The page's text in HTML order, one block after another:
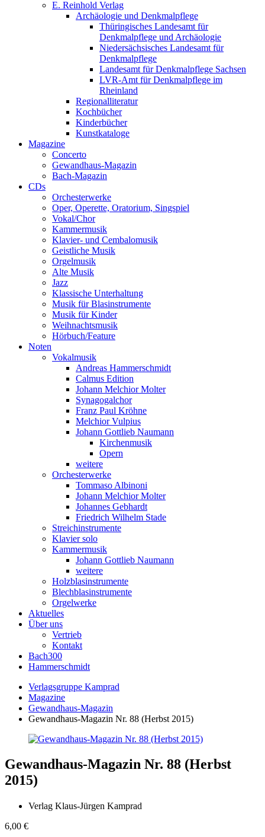
E. Reinhold Verlag
Archäologie und Denkmalpflege
Thüringisches Landesamt für
Denkmalpflege und Archäologie
Niedersächsisches Landesamt für
Denkmalpflege
Landesamt für Denkmalpflege Sachsen
LVR-Amt für Denkmalpflege im
Rheinland
Regionalliteratur
Kochbücher
Kinderbücher
Kunstkataloge
Magazine
Concerto
Gewandhaus-Magazin
Bach-Magazin
CDs
Orchesterwerke
Oper, Operette, Oratorium, Singspiel
Vokal/Chor
Kammermusik
Klavier- und Cembalomusik
Geistliche Musik
Orgelmusik
Alte Musik
Jazz
Klassische Unterhaltung
Musik für Blasinstrumente
Musik für Kinder
Weihnachtsmusik
Hörbuch/Feature
Noten
Vokalmusik
Andreas Hammerschmidt
Calmus Edition
Johann Melchior Molter
Synagogalchor
Franz Paul Kröhne
Melchior Vulpius
Johann Gottlieb Naumann
Kirchenmusik
Opern
weitere
Orchesterwerke
Tommaso Albinoni
Johann Melchior Molter
Johannes Gebhardt
Friedrich Wilhelm Stade
Streichinstrumente
Klavier solo
Kammermusik
Johann Gottlieb Naumann
weitere
Holzblasinstrumente
Blechblasinstrumente
Orgelwerke
Aktuelles
Über uns
Vertrieb
Kontakt
Bach300
Hammerschmidt
Verlagsgruppe Kamprad
Magazine
Gewandhaus-Magazin
Gewandhaus-Magazin Nr. 88 (Herbst 2015)
Gewandhaus-Magazin Nr. 88 (Herbst
2015)
Verlag Klaus-Jürgen Kamprad
6,00 €